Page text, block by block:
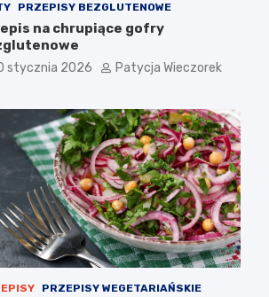
PRZEPISY BEZGLUTENOWE
na chrupiące gofry
stycznia 2026 Patycja Wieczorek
PRZEPISY WEGETARIAŃSKIE